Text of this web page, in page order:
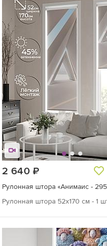
2 640
Рулонная штора 52х170 см - 1